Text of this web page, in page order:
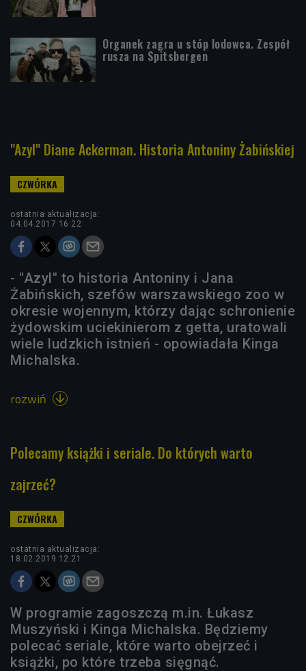
Organek zagra u stóp lodowca. Zespół
rusza na Spitsbergen
"Azyl" Diane Ackerman. Historia Antoniny Żabińskiej
ostatnia aktualizacja:
04.04.2017 16:22
- "Azyl" to historia Antoniny i Jana
Żabińskich, szefów warszawskiego zoo w
okresie wojennym, którzy dając schronienie
żydowskim uciekinierom z getta, uratowali
wiele ludzkich istnień - opowiadała Kinga
Michalska.
rozwiń 
Polecamy książki i seriale. Do których warto
zajrzeć?
ostatnia aktualizacja:
18.02.2019 12:21
W programie zagoszczą m.in. Łukasz
Muszyński i Kinga Michalska. Będziemy
polecać seriale, które warto obejrzeć i
książki, po które trzeba sięgnąć.